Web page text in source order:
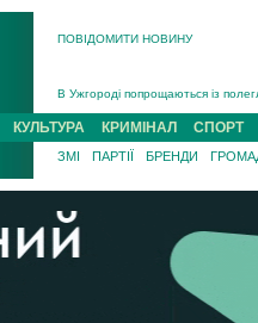
ПОВІДОМИТИ НОВИНУ
Інструктора районного ТЦК на
В Ужгороді 5 серпня
Підтвердили загибель
На війні з рф поліг військовий з
На Хустщині внаслідок ДТП за
Інструктора районного ТЦК на
КУЛЬТУРА КРИМІНАЛ СПОРТ
ЗМІ ПАРТІЇ БРЕНДИ